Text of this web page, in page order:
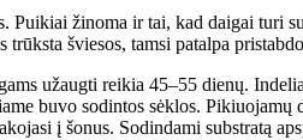
Pui­kiai ži­no­ma ir tai, kad dai­gai
švie­sos, tam­si pa­tal­pa
už­aug­ti rei­kia 45–55 die­nų.
bu­vo so­din­tos sėk­los.
į šo­nus. So­din­da­mi sub­stra­tą